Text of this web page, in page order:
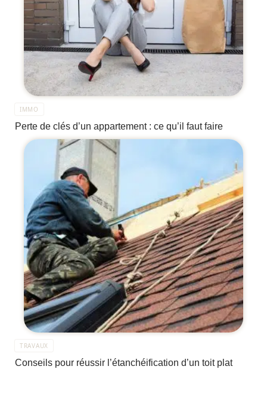
IMMO
Perte de clés d’un appartement : ce qu’il faut faire
TRAVAUX
Conseils pour réussir l’étanchéification d’un toit plat